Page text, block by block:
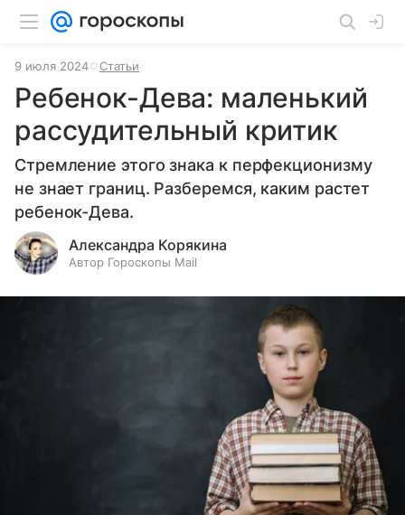
9 июля 2024 Статьи
Ребенок-Дева: маленький
рассудительный критик
Стремление этого знака к перфекционизму
не знает границ. Разберемся, каким растет
ребенок-Дева.
Александра Корякина
Автор Гороскопы Mail